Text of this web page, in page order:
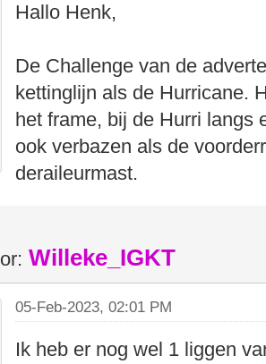
Hallo Henk,
De Challenge van de
kettinglijn als de Hurricane.
het frame, bij de Hurri langs
ook verbazen als de
deraileurmast.
Willeke_IGKT
05-Feb-2023, 02:01 PM
Ik heb er nog wel 1 liggen